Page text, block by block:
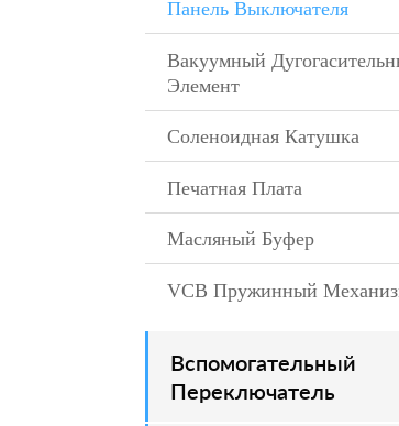
Панель Выключателя
–
Вакуумный
Элемент
Соленоидная Катушка
–
Печатная Плата
–
Масляный Буфер
VCB Пружинный
–
Вспомогательный
Переключатель
–